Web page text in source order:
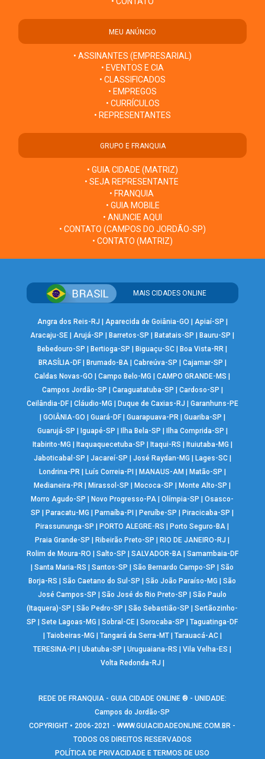
MEU ANÚNCIO
• ASSINANTES (EMPRESARIAL)
• EVENTOS E CIA
• CLASSIFICADOS
• EMPREGOS
• CURRÍCULOS
• REPRESENTANTES
GRUPO E FRANQUIA
• GUIA CIDADE (MATRIZ)
• SEJA REPRESENTANTE
• FRANQUIA
• GUIA MOBILE
• ANUNCIE AQUI
• CONTATO (CAMPOS DO JORDÃO-SP)
• CONTATO (MATRIZ)
MAIS CIDADES ONLINE
Angra dos Reis-RJ Aparecida de Goiânia-GO Apiaí-SP
Aracaju-SE |Arujá-SP Barretos-SP Batatais-SP Bauru-SP
Bebedouro-SP
Bertioga-SP Biguaçu-SC Boa Vista-RR
BRASÍLIA-DF| Brumado-BA| Cabreúva-SP Cajamar-SP
Caldas Novas-GO
|Campo Belo-MG |CAMPO GRANDE-MS
Campos Jordão-SP
Caraguatatuba-SP Cardoso-SP
Ceilândia-DF| Cláudio-MG Duque de Caxias-RJ
Garanhuns-PE
GOIÂNIA-GO Guará-DF| Guarapuava-PR| Guariba-SP
Guarujá-SP
Iguapé-SP Ilha Bela-SP Ilha Comprida-SP
Itabirito-MG
Itaquaquecetuba-SP Itaqui-RS Ituiutaba-MG
Jaboticabal-SP
Jacareí-SP José Raydan-MG Lages-SC|
Londrina-PR| Luís Correia-PI MANAUS-AM Matão-SP
Medianeira-PR
Mirassol-SP Mococa-SP Monte Alto-SP
Morro Agudo-SP
Novo Progresso-PA |Olímpia-SP |Osasco-
SP
Paracatu-MG Parnaíba-PI Peruíbe-SP Piracicaba-SP
Pirassununga-SP
PORTO ALEGRE-RS Porto Seguro-BA
Praia Grande-SP
Ribeirão Preto-SP RIO DE JANEIRO-RJ
Rolim de Moura-RO
Salto-SP SALVADOR-BA| Samambaia-DF
|Santa Maria-RS |Santos-SP |São Bernardo Campo-SP |São
Borja-RS
|São Caetano do Sul-SP |São João Paraíso-MG |São
José Campos-SP
|São José do Rio Preto-SP |São Paulo
(Itaquera)-SP
|São Pedro-SP |São Sebastião-SP |Sertãozinho-
SP
|Sete Lagoas-MG |Sobral-CE |Sorocaba-SP |Taguatinga-DF
Taiobeiras-MG Tangará da Serra-MT| Tarauacá-AC|
TERESINA-PI
|Ubatuba-SP |Uruguaiana-RS |Vila Velha-ES
Volta Redonda-RJ
REDE DE FRANQUIA - GUIA CIDADE ONLINE ® - UNIDADE:
Campos do Jordão-SP
COPYRIGHT • 2006-2021 -WWW.GUIACIDADEONLINE.COM.BR -
TODOS OS DIREITOS RESERVADOS
POLÍTICA DE PRIVACIDADE E TERMOS DE USO